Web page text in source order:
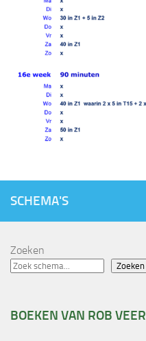
SCHEMA'S
Zoeken
Zoeken
BOEKEN VAN ROB VEER